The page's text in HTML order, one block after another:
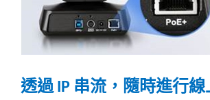
透過IP 串流，隨時進行線